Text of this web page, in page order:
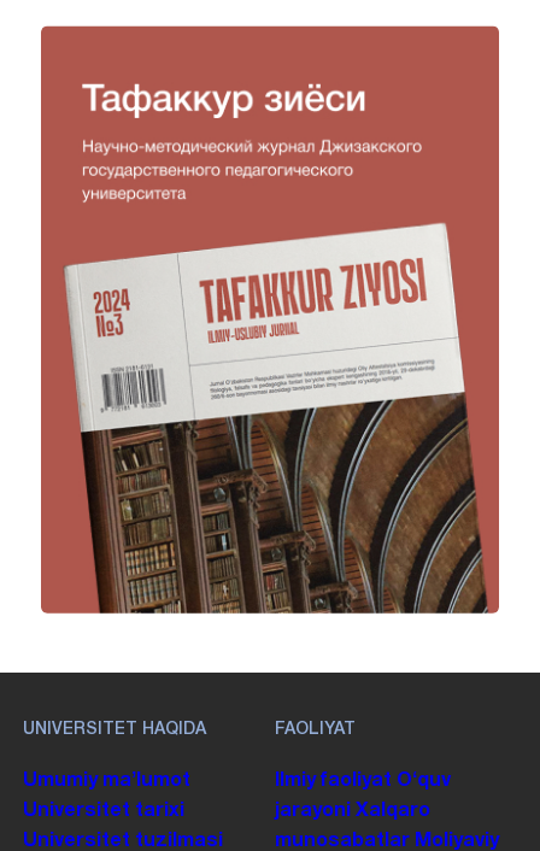
UNIVERSITET HAQIDA
Umumiy maʼlumot
Universitet tarixi
Universitet tuzilmasi
FAOLIYAT
Ilmiy faoliyat Oʻquv
jarayoni Xalqaro
munosabatlar Moliyaviy